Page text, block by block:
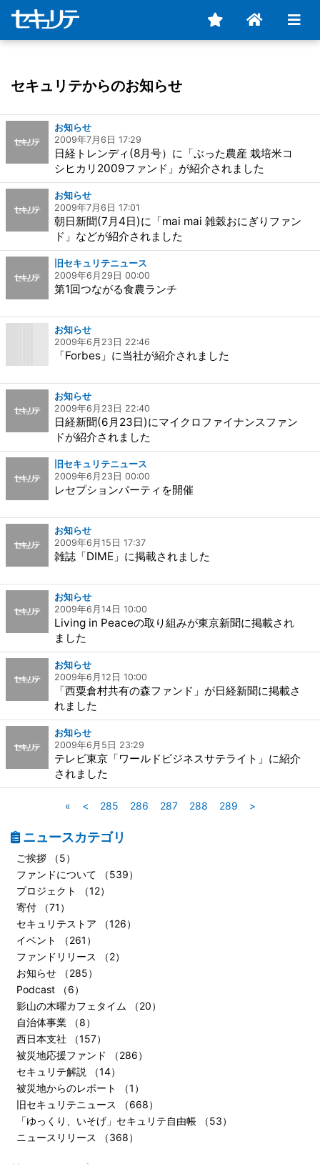
セキュリテからのお知らせ
お知らせ
2009年7月6日 17:29
日経トレンディ(8月号）に「ぶった農産 栽培米コ
シヒカリ2009ファンド」が紹介されました
お知らせ
2009年7月6日 17:01
朝日新聞(7月4日)に「mai mai 雑穀おにぎりファン
ド」などが紹介されました
旧セキュリテニュース
2009年6月29日 00:00
第1回つながる食農ランチ
お知らせ
2009年6月23日 22:46
「Forbes」に当社が紹介されました
お知らせ
2009年6月23日 22:40
日経新聞(6月23日)にマイクロファイナンスファン
ドが紹介されました
旧セキュリテニュース
2009年6月23日 00:00
レセプションパーティを開催
お知らせ
2009年6月15日 17:37
雑誌「DIME」に掲載されました
お知らせ
2009年6月14日 10:00
Living in Peaceの取り組みが東京新聞に掲載され
ました
お知らせ
2009年6月12日 10:00
「西粟倉村共有の森ファンド」が日経新聞に掲載さ
れました
お知らせ
2009年6月5日 23:29
テレビ東京「ワールドビジネスサテライト」に紹介
されました
« < 285 286 287 288 289 >
ニュースカテゴリ
ご挨拶 （5）
ファンドについて （539）
プロジェクト （12）
寄付 （71）
セキュリテストア （126）
イベント （261）
ファンドリリース （2）
お知らせ （285）
Podcast （6）
影山の木曜カフェタイム （20）
自治体事業 （8）
西日本支社 （157）
被災地応援ファンド （286）
セキュリテ解説 （14）
被災地からのレポート （1）
旧セキュリテニュース （668）
「ゆっくり、いそげ」セキュリテ自由帳 （53）
ニュースリリース （368）